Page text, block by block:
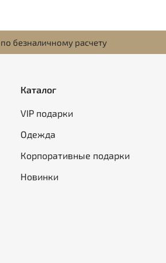
безналичному расчету
Каталог
VIP подарки
Одежда
Корпоративные подарки
Новинки